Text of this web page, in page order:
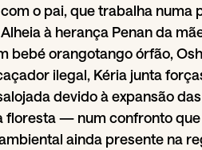
o pai, que trabalha numa
à herança Penan da
bebé orangotango órfão,
ilegal, Kéria junta
devido à expansão
floresta — num confronto que
ainda presente na